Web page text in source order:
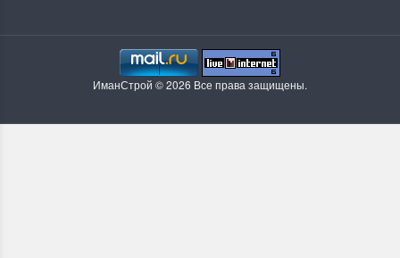
ИманСтрой © 2026 Все права защищены.